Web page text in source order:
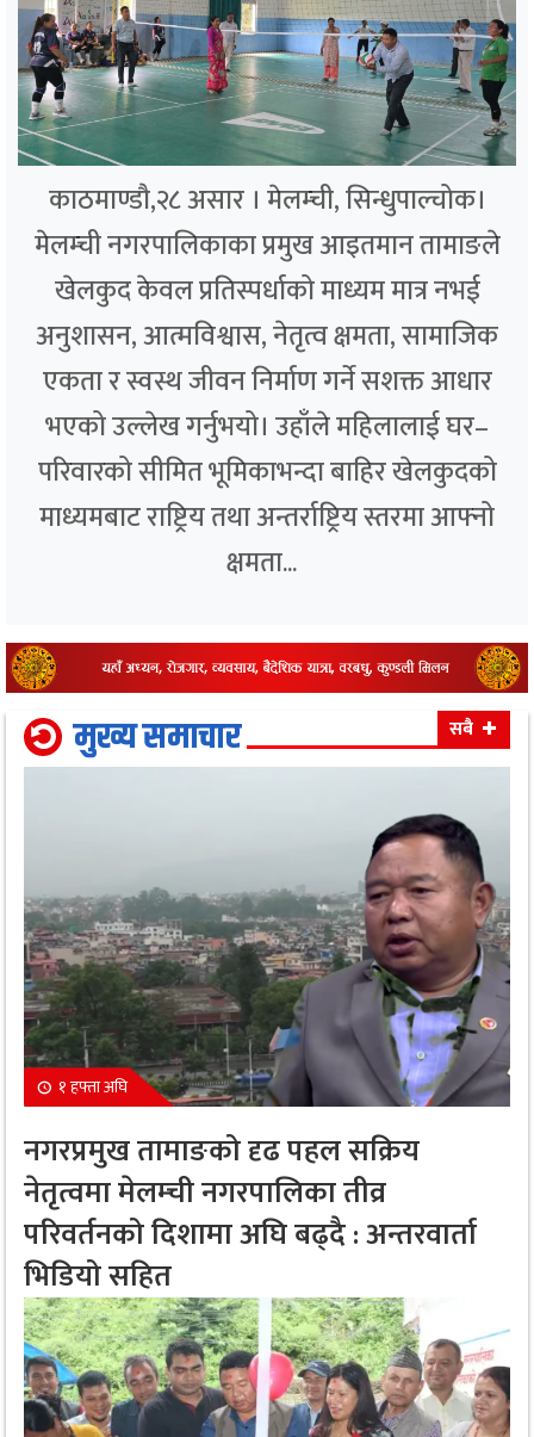
काठमाण्डौ,२८ असार । मेलम्ची, सिन्धुपाल्चोक।
मेलम्ची नगरपालिकाका प्रमुख आइतमान तामाङले
खेलकुद केवल प्रतिस्पर्धाको माध्यम मात्र नभई
अनुशासन, आत्मविश्वास, नेतृत्व क्षमता, सामाजिक
एकता र स्वस्थ जीवन निर्माण गर्ने सशक्त आधार
भएको उल्लेख गर्नुभयो। उहाँले महिलालाई घर–
परिवारको सीमित भूमिकाभन्दा बाहिर खेलकुदको
माध्यमबाट राष्ट्रिय तथा अन्तर्राष्ट्रिय स्तरमा आफ्नो
क्षमता...
मुख्य समाचार सबै
१ हफ्ता अघि
नगरप्रमुख तामाङको दृढ पहल सक्रिय
नेतृत्वमा मेलम्ची नगरपालिका तीव्र
परिवर्तनको दिशामा अघि बढ्दै : अन्तरवार्ता
भिडियो सहित